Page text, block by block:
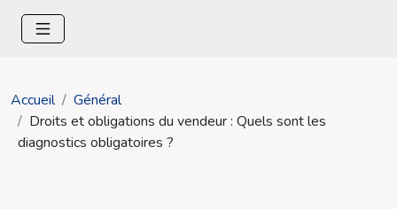
Accueil
Général
Droits et obligations du vendeur : Quels sont les
diagnostics obligatoires ?